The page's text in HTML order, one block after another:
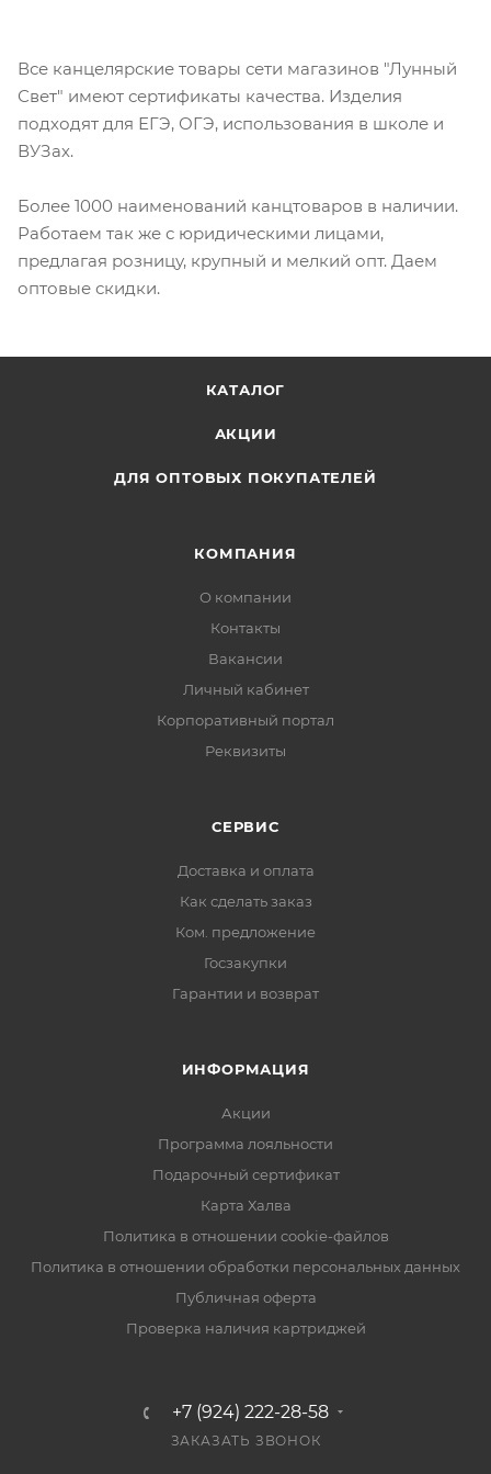
Все канцелярские товары сети магазинов "Лунный
Свет" имеют сертификаты качества. Изделия
подходят для ЕГЭ, ОГЭ, использования в школе и
ВУЗах.
Более 1000 наименований канцтоваров в наличии.
Работаем так же с юридическими лицами,
предлагая розницу, крупный и мелкий опт. Даем
оптовые скидки.
КАТАЛОГ
АКЦИИ
ДЛЯ ОПТОВЫХ ПОКУПАТЕЛЕЙ
КОМПАНИЯ
О компании
Контакты
Вакансии
Личный кабинет
Корпоративный портал
Реквизиты
СЕРВИС
Доставка и оплата
Как сделать заказ
Ком. предложение
Госзакупки
Гарантии и возврат
ИНФОРМАЦИЯ
Акции
Программа лояльности
Подарочный сертификат
Карта Халва
Политика в отношении cookie-файлов
Политика в отношении обработки персональных данных
Публичная оферта
Проверка наличия картриджей
+7 (924) 222-28-58
ЗАКАЗАТЬ ЗВОНОК